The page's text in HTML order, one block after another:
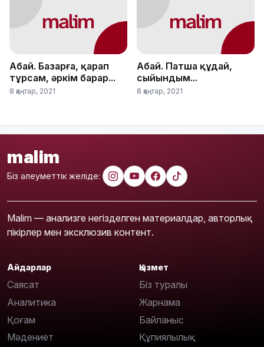
Абай. Базарға, қарап
тұрсам, әркім барар...
8 қаңтар, 2021
Абай. Патша құдай,
сыйындым...
8 қаңтар, 2021
malim
Біз әлеуметтік желіде:
Malim — анализге негізделген материалдар, авторлық
пікірлер мен эксклюзив контент.
Айдарлар
Саясат
Аналитика
Қоғам
Мәдениет
Қызмет
Біз туралы
Жарнама
Байланыс
Құпиялылық